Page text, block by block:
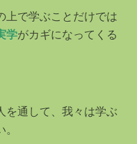
上で学ぶことだけでは
学がカギになってくる
を通して、我々は学ぶ